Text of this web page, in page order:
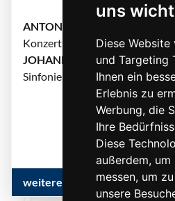
uns
Diese
und Targeting
Ihnen ein
Erlebnis zu
Werbung, die
Ihre
Diese
außerdem, um
messen, um
unsere
ANTONÍN DVORÁK
Konzert h-Moll für Violoncello
JOHANNES BRAHMS
Sinfonie Nr. 1 c-Moll, op. 68
weitere Infos & Termine